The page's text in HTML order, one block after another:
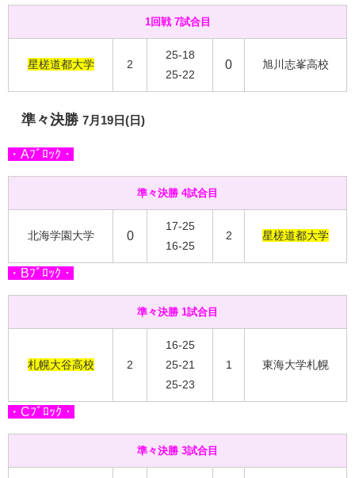
1回戦 7試合目
星槎道都大学 2
25-18
25-22
0 旭川志峯高校
準々決勝 7月19日(日)
・Aﾌﾞﾛｯｸ・
準々決勝 4試合目
北海学園大学 0
17-25
16-25
2 星槎道都大学
・Bﾌﾞﾛｯｸ・
準々決勝 1試合目
札幌大谷高校 2
16-25
25-21
25-23
1 東海大学札幌
・Cﾌﾞﾛｯｸ・
準々決勝 3試合目